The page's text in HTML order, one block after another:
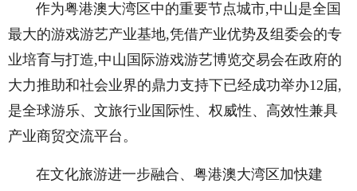
作为粤港澳大湾区中的重要节点城市,中山是全国
最大的游戏游艺产业基地,凭借产业优势及组委会的专
业培育与打造,中山国际游戏游艺博览交易会在政府的
大力推助和社会业界的鼎力支持下已经成功举办12届,
是全球游乐、文旅行业国际性、权威性、高效性兼具
产业商贸交流平台。
在文化旅游进一步融合、粤港澳大湾区加快建